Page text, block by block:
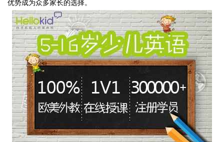
优势成为众多家长的选择。